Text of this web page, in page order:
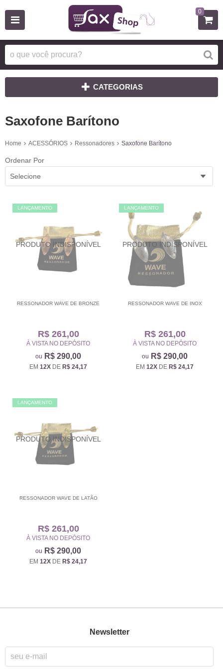
0
CATEGORIAS
Saxofone Barítono
Home ACESSÓRIOS Ressonadores Saxofone Barítono
Ordenar Por
Selecione
LANÇAMENTO
RESSONADOR WAVE DE BRONZE
R$ 261,00
À VISTA NO DEPÓSITO
R$ 290,00
EM 12X DE R$ 24,17
LANÇAMENTO
RESSONADOR WAVE DE INOX
R$ 261,00
À VISTA NO DEPÓSITO
R$ 290,00
EM 12X DE R$ 24,17
LANÇAMENTO
RESSONADOR WAVE DE LATÃO
R$ 261,00
À VISTA NO DEPÓSITO
R$ 290,00
EM 12X DE R$ 24,17
Newsletter